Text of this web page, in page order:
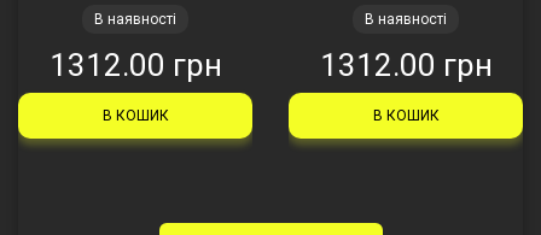
В наявності
1312.00 грн
В КОШИК
В наявності
1312.00 грн
В КОШИК